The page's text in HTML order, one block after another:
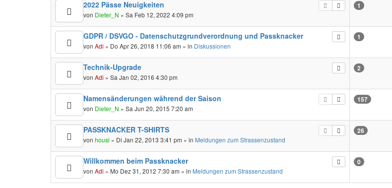
2022 Pässe Neuigkeiten
von Dieter_N » Sa Feb 12, 2022 4:09 pm
1
GDPR / DSVGO - Datenschutzgrundverordnung und Passknacker
vonAdi » Do Apr 26, 2018 11:06 am » in Diskussionen
1
Technik-Upgrade
vonAdi » Sa Jan 02, 2016 4:30 pm
2
Namensänderungen während der Saison
von Dieter_N » Sa Jun 20, 2015 7:20 am
157
PASSKNACKER T-SHIRTS
vonhousi » Di Jan 22, 2013 3:41 pm » in Meldungen zum Strassenzustand
26
Willkommen beim Passknacker
vonAdi » Mo Dez 31, 2012 7:30 am » in Meldungen zum Strassenzustand
0